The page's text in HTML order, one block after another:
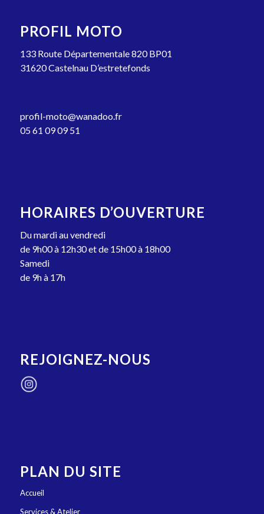
PROFIL MOTO
133 Route Départementale 820 BP01
31620 Castelnau D’estretefonds
profil-moto@wanadoo.fr
05 61 09 09 51
HORAIRES D’OUVERTURE
Du mardi au vendredi
de 9h00 à 12h30 et de 15h00 à 18h00
Samedi
de 9h à 17h
REJOIGNEZ-NOUS
PLAN DU SITE
Accueil
Services & Atelier